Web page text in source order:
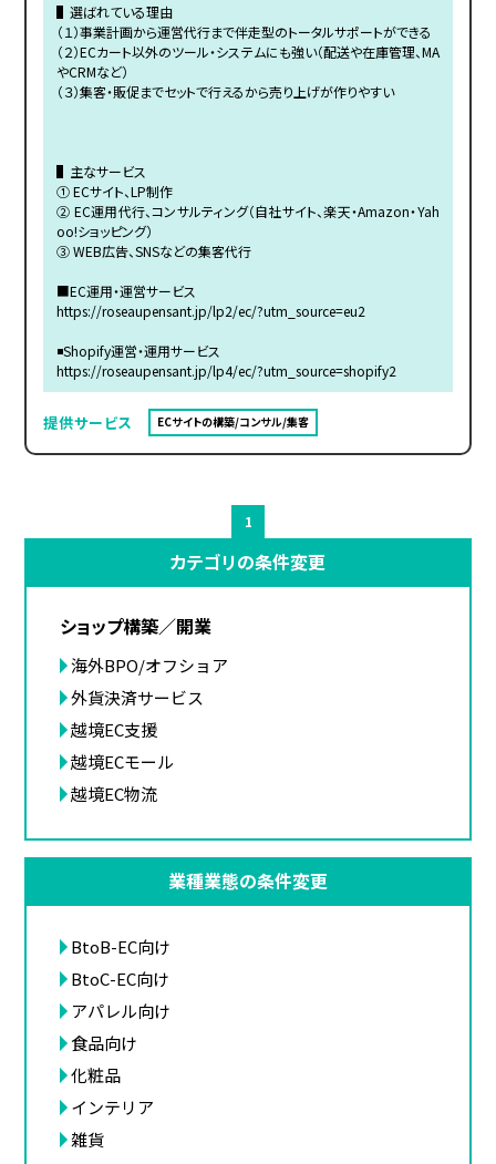
▌選ばれている理由
（１）事業計画から運営代行まで伴走型のトータルサポートができる
（２）ECカート以外のツール・システムにも強い（配送や在庫管理、MA
やCRMなど）
（３）集客・販促までセットで行えるから売り上げが作りやすい
▌主なサービス
① ECサイト、LP制作
② EC運用代行、コンサルティング（自社サイト、楽天・Amazon・Yah
oo!ショッピング）
③ WEB広告、SNSなどの集客代行
■EC運用・運営サービス
https://roseaupensant.jp/lp2/ec/?utm_source=eu2
◾️Shopify運営・運用サービス
https://roseaupensant.jp/lp4/ec/?utm_source=shopify2
提供サービス ECサイトの構築/コンサル/集客
1
カテゴリの条件変更
ショップ構築／開業
海外BPO/オフショア
外貨決済サービス
越境EC支援
越境ECモール
越境EC物流
業種業態の条件変更
BtoB-EC向け
BtoC-EC向け
アパレル向け
食品向け
化粧品
インテリア
雑貨